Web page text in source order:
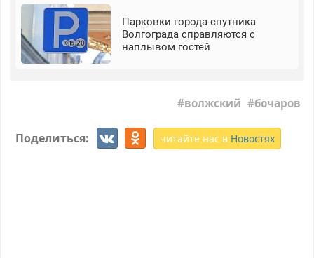
Парковки города-спутника
Волгограда справляются с
наплывом гостей
волжский бочаров
Поделиться: читайте нас в Новостях